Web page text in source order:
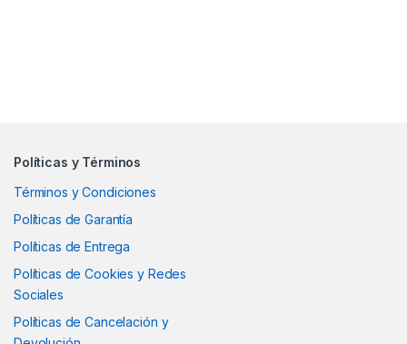
Políticas y Términos
Términos y Condiciones
Políticas de Garantía
Políticas de Entrega
Políticas de Cookies y Redes
Sociales
Políticas de Cancelación y